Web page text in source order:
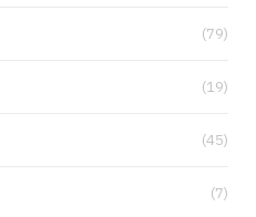
(79)
(19)
(45)
(7)